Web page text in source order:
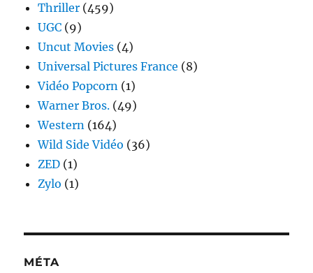
Thriller (459)
UGC (9)
Uncut Movies (4)
Universal Pictures France (8)
Vidéo Popcorn (1)
Warner Bros. (49)
Western (164)
Wild Side Vidéo (36)
ZED (1)
Zylo (1)
MÉTA